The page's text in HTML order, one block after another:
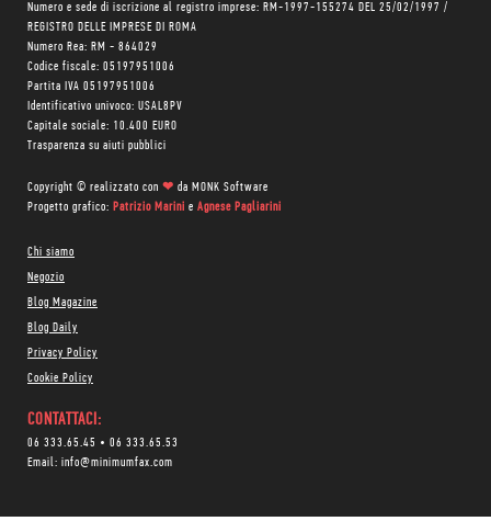
Numero e sede di iscrizione al registro imprese: RM-1997-155274 DEL 25/02/1997 /
REGISTRO DELLE IMPRESE DI ROMA
Numero Rea: RM - 864029
Codice fiscale: 05197951006
Partita IVA 05197951006
Identificativo univoco: USAL8PV
Capitale sociale: 10.400 EURO
Trasparenza su aiuti pubblici
Copyright © realizzato con ❤ da MONK Software
Progetto grafico: Patrizio Marini e Agnese Pagliarini
Chi siamo
Negozio
Blog Magazine
Blog Daily
Privacy Policy
Cookie Policy
CONTATTACI:
06 333.65.45 • 06 333.65.53
Email: info@minimumfax.com